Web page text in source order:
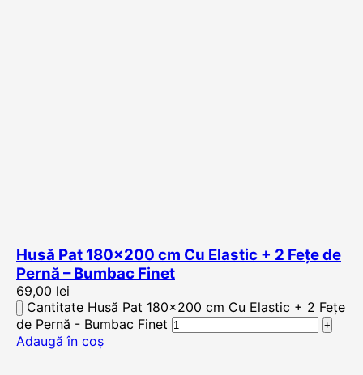
Husă Pat 180×200 cm Cu Elastic + 2 Fețe de
Pernă – Bumbac Finet
69,00 lei
Cantitate Husă Pat 180x200 cm Cu Elastic + 2 Fețe
de Pernă - Bumbac Finet
Adaugă în coș